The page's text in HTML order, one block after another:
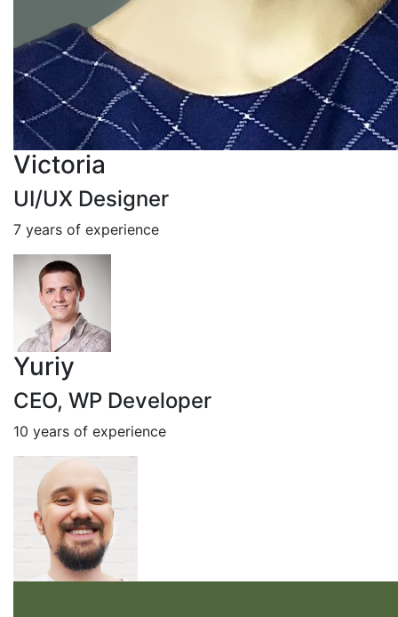
Victoria
UI/UX Designer
7 years of experience
Yuriy
CEO, WP Developer
10 years of experience